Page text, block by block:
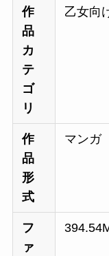
作
品
カ
テ
ゴ
リ
乙女向
作
品
形
式
マンガ
フ
ァ